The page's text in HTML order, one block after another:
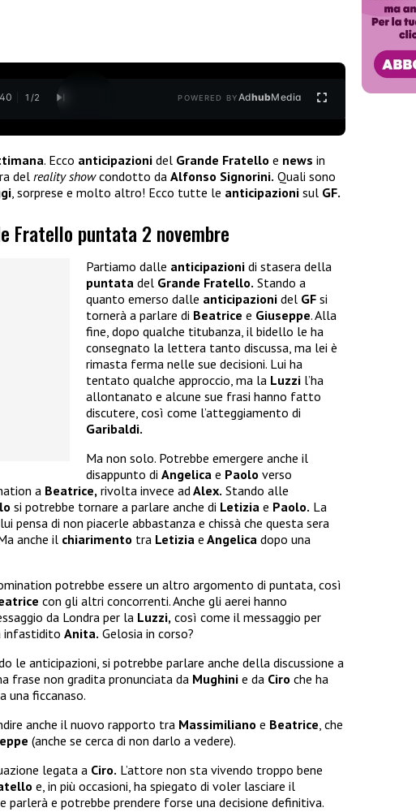
1 /2 POWERED BYAdhubMedia
. Ecco anticipazioni del Grande Fratello e news in
del reality showcondotto da Alfonso Signorini. Quali sono
, sorprese e molto altro! Ecco tutte le anticipazioni sul GF.
Fratello puntata 2 novembre
Partiamo dalle anticipazioni di stasera della
puntata del Grande Fratello. Stando a
quanto emerso dalle anticipazioni del GF si
tornerà a parlare di Beatrice e Giuseppe. Alla
fine, dopo qualche titubanza, il bidello le ha
consegnato la lettera tanto discussa, ma lei è
rimasta ferma nelle sue decisioni. Lui ha
tentato qualche approccio, ma la Luzzi l’ha
allontanato e alcune sue frasi hanno fatto
discutere, così come l’atteggiamento di
Garibaldi.
Ma non solo. Potrebbe emergere anche il
disappunto di Angelica e Paolo verso
a Beatrice, rivolta invece adAlex. Stando alle
si potrebbe tornare a parlare anche di Letizia e Paolo. La
pensa di non piacerle abbastanza e chissà che questa sera
anche il chiarimento tra Letizia e Angelica dopo una
potrebbe essere un altro argomento di puntata, così
con gli altri concorrenti. Anche gli aerei hanno
da Londra per la Luzzi, così come il messaggio per
infastidito Anita. Gelosia in corso?
le anticipazioni, si potrebbe parlare anche della discussione a
frase non gradita pronunciata da Mughini e da Ciro che ha
una ficcanaso.
anche il nuovo rapporto tra Massimiliano e Beatrice, che
(anche se cerca di non darlo a vedere).
legata a Ciro. L’attore non sta vivendo troppo bene
e, in più occasioni, ha spiegato di voler lasciare il
parlerà e potrebbe prendere forse una decisione definitiva.